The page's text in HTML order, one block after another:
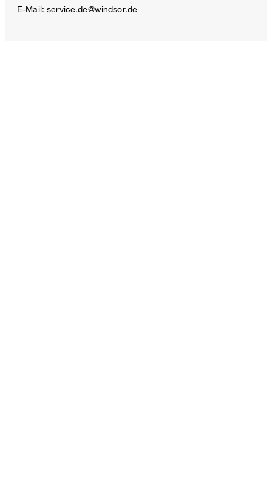
E-Mail:service.de@windsor.de